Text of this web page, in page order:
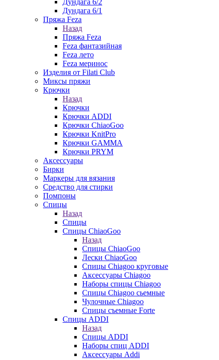
Дундага 6/1
Пряжа Feza
Назад
Пряжа Feza
Feza фантазийная
Feza лето
Feza меринос
Изделия от Filati Club
Миксы пряжи
Крючки
Назад
Крючки
Крючки ADDI
Крючки ChiaoGoo
Крючки KnitPro
Крючки GAMMA
Крючки PRYM
Аксессуары
Бирки
Маркеры для вязания
Средство для стирки
Помпоны
Спицы
Назад
Спицы
Спицы ChiaoGoo
Назад
Спицы ChiaoGoo
Лески ChiaoGoo
Cпицы Сhiagoo круговые
Аксессуары Chiagoo
Наборы спицы Chiagoo
Спицы Chiagoo сьемные
Чулочные Chiagoo
Спицы съемные Forte
Спицы ADDI
Назад
Спицы ADDI
Наборы спиц ADDI
Аксессуары Addi